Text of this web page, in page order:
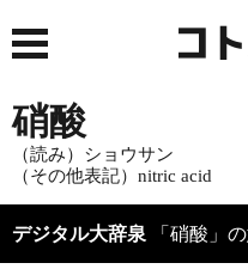
硝酸
（読み）ショウサン
（その他表記）nitric acid
デジタル大辞泉 「硝酸」